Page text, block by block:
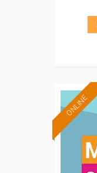
ONLINE